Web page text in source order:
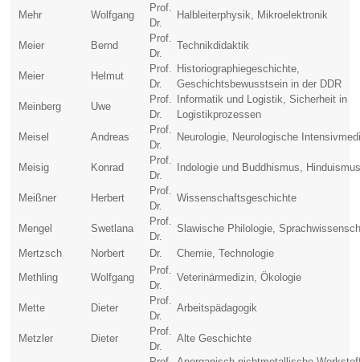
Mehr Wolfgang
Prof.
Dr.
Halbleiterphysik, Mikroelektronik
Meier Bernd
Prof.
Dr.
Technikdidaktik
Meier Helmut
Prof.
Dr.
Historiographiegeschichte,
Geschichtsbewusstsein in der DDR
Meinberg
Uwe
Prof.
Dr.
Informatik und Logistik, Sicherheit in
Logistikprozessen
Meisel
Andreas
Prof.
Dr.
Neurologie, Neurologische
Meisig Konrad
Prof.
Dr.
Indologie und Buddhismus,
Meißner Herbert
Prof.
Dr.
Wissenschaftsgeschichte
Mengel Swetlana
Prof.
Dr.
Slawische Philologie,
Mertzsch Norbert Dr.
Chemie, Technologie
Methling
Wolfgang
Prof.
Dr.
Veterinärmedizin, Ökologie
Mette Dieter
Prof.
Dr.
Arbeitspädagogik
Metzler Dieter
Prof.
Dr.
Alte Geschichte